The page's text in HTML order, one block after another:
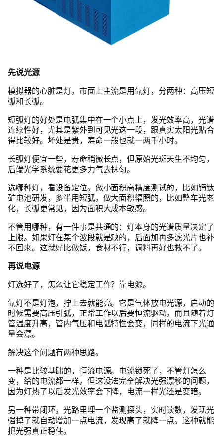
先说光源
模拟器的心脏是灯。市面上主流是用氙灯，分两种：高压短
弧和长弧。
短弧灯的好处是电弧集中在一个小点上，发光效率高，光谱
连续性好，尤其是紫外到可见光这一段，跟真实太阳光贴合
得比较好。坏处是贵，寿命一般也就一两千小时。
长弧灯便宜一些，寿命稍微长点，但原始光斑天生不均匀，
后端光学系统要花更多力气去抹匀。
选哪种灯，看设备定位。做小面积高精度测试的，比如钙钛
矿电池研发，多半用短弧。做大面积辐照的，比如整车光老
化，长弧更常见，因为面积大成本敏感。
不管用哪种，有一件事是共通的：灯本身的光谱质量决定了
上限。如果灯在某个波段就是缺的，后面加再多滤光片也补
不回来。这就好比做饭，食材不行，调料再好也救不了。
再说电源
灯选好了，怎么让它稳定工作？靠电源。
氙灯不是灯泡，拧上去就能亮。它是气体放电光源，启动的
时候需要高压引弧，正常工作以后要恒流驱动。而且随着灯
管温度升高，管内气压和电弧特性会变，同样的电流下光通
量会漂。
解决这个问题有两种思路。
一种是比较基础的，恒流电源。电流锁死了，不管灯怎么
变，给的电流都一样。但这没法完全解决光强漂移的问题，
因为灯热了以后发光效率会下降，电流一样光还是变暗。
另一种带闭环。光路里埋一个监测探头，实时读数，发现光
强掉了就自动增加一点电流，发现高了就降一点。这种就能
把光强真正稳住。